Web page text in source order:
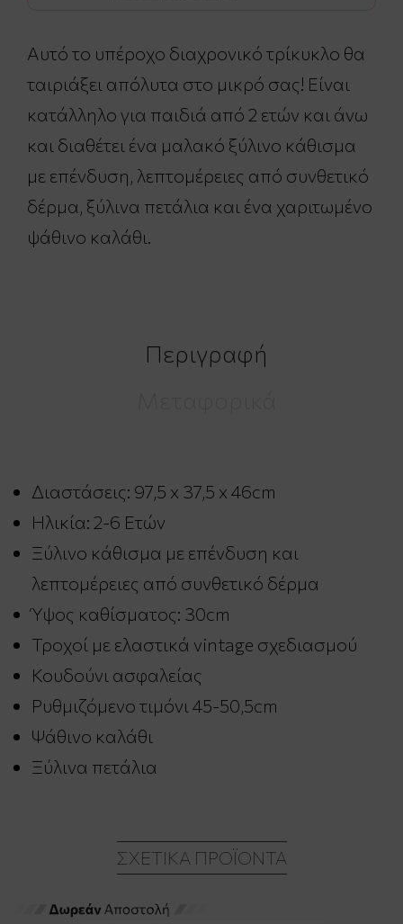
Αυτό το υπέροχο διαχρονικό τρίκυκλο θα
ταιριάξει απόλυτα στο μικρό σας! Είναι
κατάλληλο για παιδιά από 2 ετών και άνω
και διαθέτει ένα μαλακό ξύλινο κάθισμα
με επένδυση, λεπτομέρειες από συνθετικό
δέρμα, ξύλινα πετάλια και ένα χαριτωμένο
ψάθινο καλάθι.
Περιγραφή
Διαστάσεις: 97,5 x 37,5 x 46cm
Ηλικία: 2-6 Ετών
Ξύλινο κάθισμα με επένδυση και
λεπτομέρειες από συνθετικό δέρμα
Ύψος καθίσματος: 30cm
Τροχοί με ελαστικά vintage σχεδιασμού
Κουδούνι ασφαλείας
Ρυθμιζόμενο τιμόνι 45-50,5cm
Ψάθινο καλάθι
Ξύλινα πετάλια
ΣΧΕΤΙΚΆ ΠΡΟΪΌΝΤΑ